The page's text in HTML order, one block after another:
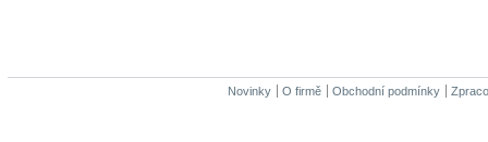
Novinky O firmě Obchodní podmínky